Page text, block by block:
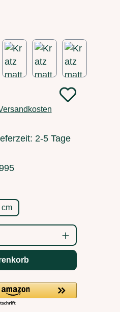
2-5 Tage
cm
den gewünschten